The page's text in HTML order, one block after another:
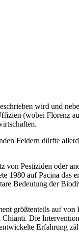
wird und
(wobei Florenz
Feldern dürfte
von Pestiziden oder
1980 auf Pacina das
Bedeutung der
größtenteils auf von
Die
Erfahrung